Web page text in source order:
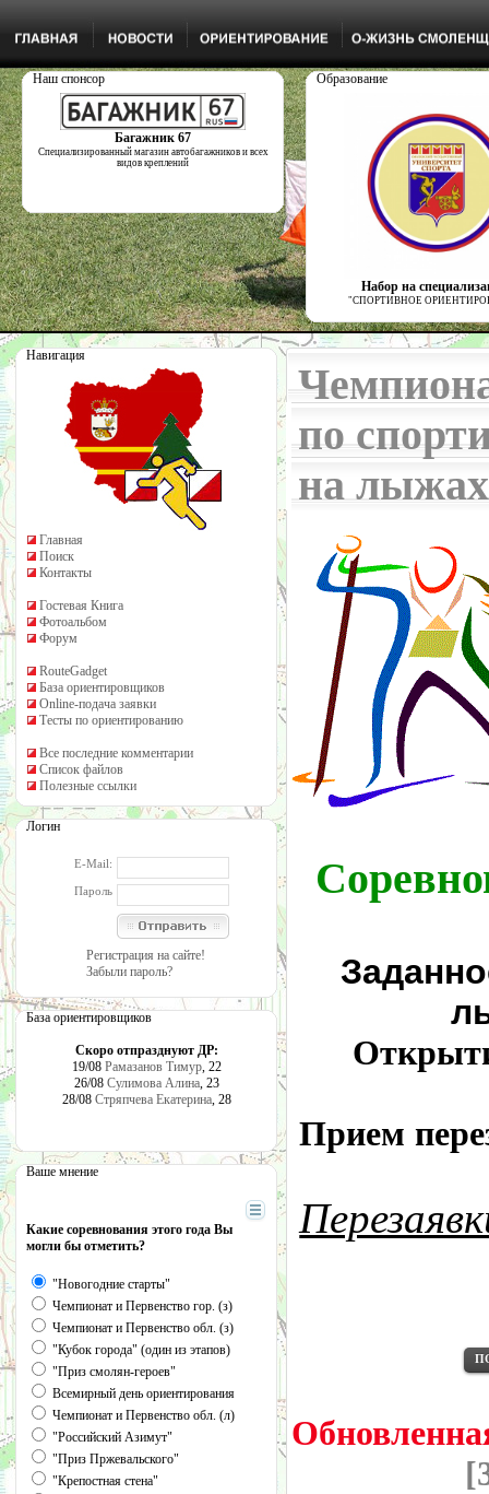
Наш спонсор
Багажник 67
Специализированный магазин автобагажников и всех
видов креплений
Образование
Набор на
"СПОРТИВНОЕ
Навигация
Главная
Поиск
Контакты
Гостевая Книга
Фотоальбом
Форум
RouteGadget
База ориентировщиков
Online-подача заявки
Тесты по ориентированию
Все последние комментарии
Список файлов
Полезные ссылки
Логин
E-Mail:
Пароль
Регистрация на сайте!
Забыли пароль?
База ориентировщиков
Скоро отпразднуют ДР:
19/08 Рамазанов Тимур, 22
26/08 Сулимова Алина, 23
28/08 Стряпчева Екатерина, 28
Ваше мнение
Какие соревнования этого года Вы
могли бы отметить?
"Новогодние старты"
Чемпионат и Первенство гор. (з)
Чемпионат и Первенство обл. (з)
"Кубок города" (один из этапов)
"Приз смолян-героев"
Всемирный день ориентирования
Чемпионат и Первенство обл. (л)
"Российский Азимут"
"Приз Пржевальского"
"Крепостная стена"
по
на лыжах
Прием